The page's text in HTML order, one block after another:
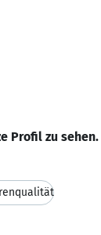
Profil zu sehen.